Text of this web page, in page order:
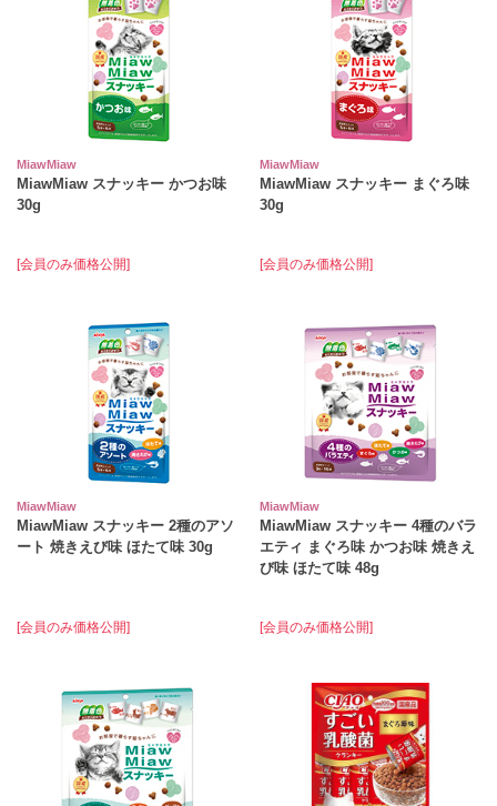
MiawMiaw
MiawMiaw スナッキー かつお味
30g
[会員のみ価格公開]
MiawMiaw
MiawMiaw スナッキー まぐろ味
30g
[会員のみ価格公開]
MiawMiaw
MiawMiaw スナッキー 2種のアソ
ート 焼きえび味 ほたて味 30g
[会員のみ価格公開]
MiawMiaw
MiawMiaw スナッキー 4種のバラ
エティ まぐろ味 かつお味 焼きえ
び味 ほたて味 48g
[会員のみ価格公開]